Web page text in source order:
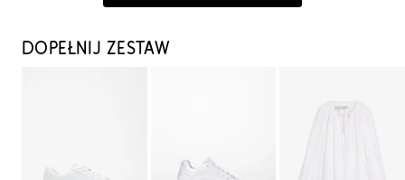
DOPEŁNIJ ZESTAW